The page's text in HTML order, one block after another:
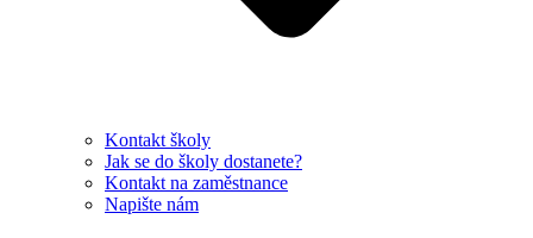
Kontakt školy
Jak se do školy dostanete?
Kontakt na zaměstnance
Napište nám